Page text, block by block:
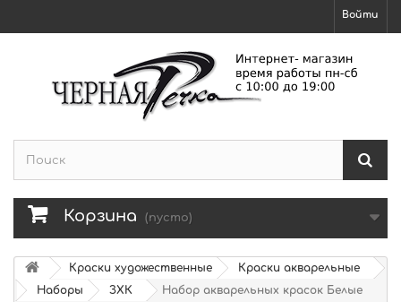
Войти
Корзина (пусто)
Краски художественные
Краски акварельные
Наборы
ЗХК
Набор акварельных красок Белые